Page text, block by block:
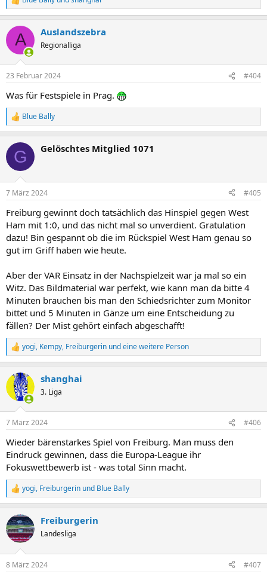
R
e
k
i
e
:
A Auslandszebra
Regionalliga
23 Februar 2024 #404
Was für Festspiele in Prag.
R
e
k
i
e
:
Blue Bally
G Gelöschtes Mitglied 1071
7 März 2024 #405
Freiburg gewinnt doch tatsächlich das Hinspiel gegen West
Ham mit 1:0, und das nicht mal so unverdient. Gratulation
dazu! Bin gespannt ob die im Rückspiel West Ham genau so
gut im Griff haben wie heute.
Aber der VAR Einsatz in der Nachspielzeit war ja mal so ein
Witz. Das Bildmaterial war perfekt, wie kann man da bitte 4
Minuten brauchen bis man den Schiedsrichter zum Monitor
bittet und 5 Minuten in Gänze um eine Entscheidung zu
fällen? Der Mist gehört einfach abgeschafft!
R
e
k
t
i
e
:
yogi, Kempy, Freiburgerin und eine weitere Person
shanghai
3. Liga
7 März 2024 #406
Wieder bärenstarkes Spiel von Freiburg. Man muss den
Eindruck gewinnen, dass die Europa-League ihr
Fokuswettbewerb ist - was total Sinn macht.
R
e
k
t
i
e
yogi, Freiburgerin und Blue Bally
Freiburgerin
Landesliga
8 März 2024 #407